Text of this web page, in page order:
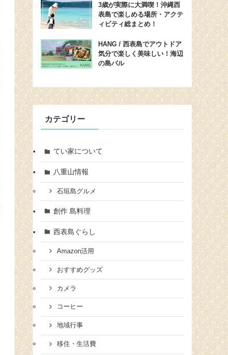
3歳が実際に大満喫！沖縄西
表島で楽しめる場所・アクテ
ィビティ総まとめ！
HANG / 西表島でアウトドア
気分で楽しく美味しい！海辺
の島バル
カテゴリー
てい家について
八重山情報
石垣島グルメ
創作 島料理
西表島ぐらし
Amazon活用
おすすめグッズ
カメラ
コーヒー
地域行事
移住・生活費